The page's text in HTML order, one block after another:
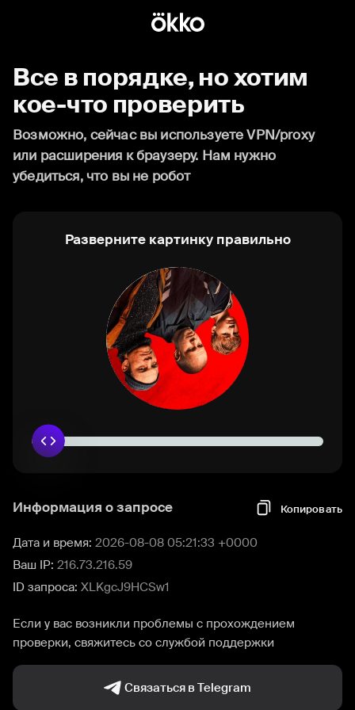
Все в порядке, но хотим
кое-что проверить
Возможно, сейчас вы используете VPN/proxy
или расширения к браузеру. Нам нужно
убедиться, что вы не робот
Разверните картинку правильно
Информация о запросе Копировать
Дата и время: 2026-08-08 05:21:33 +0000
Ваш IP: 216.73.216.59
ID запроса: XLKgcJ9HCSw1
Если у вас возникли проблемы с прохождением
проверки, свяжитесь со службой поддержки
Связаться в Telegram